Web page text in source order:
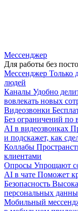
Мессенджер
Для работы без
Мессенджер Только
людей
Каналы Удобно
вовлекать новых
Видеозвонки
Без ограничений по
AI в видеозвонках
и подскажет, как
Коллабы
клиентами
Опросы Упрощают
AI в чате Поможет
Безопасность
персональных
Мобильный